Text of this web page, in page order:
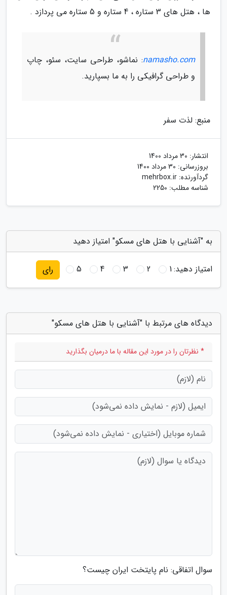
ها ، هتل های 3 ستاره ، 4 ستاره و 5 ستاره می پردازد .
namasho.com: نماشو، طراحی سایت، سئو، چاپ
و طراحی گرافیکی را به ما بسپارید.
منبع: لذت سفر
انتشار: 30 مرداد 1400
بروزرسانی: 30 مرداد 1400
گردآورنده: mehrbox.ir
شناسه مطلب: 2250
به "آشنایی با هتل های مسکو" امتیاز دهید
امتیاز دهید:1
2
3
4
5 رای
دیدگاه های مرتبط با "آشنایی با هتل های مسکو"
* نظرتان را در مورد این مقاله با ما درمیان بگذارید
سوال اتفاقی: نام پایتخت ایران چیست؟